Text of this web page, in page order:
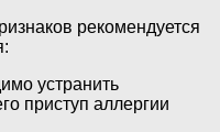
рекомендуется
устранить
приступ аллергии